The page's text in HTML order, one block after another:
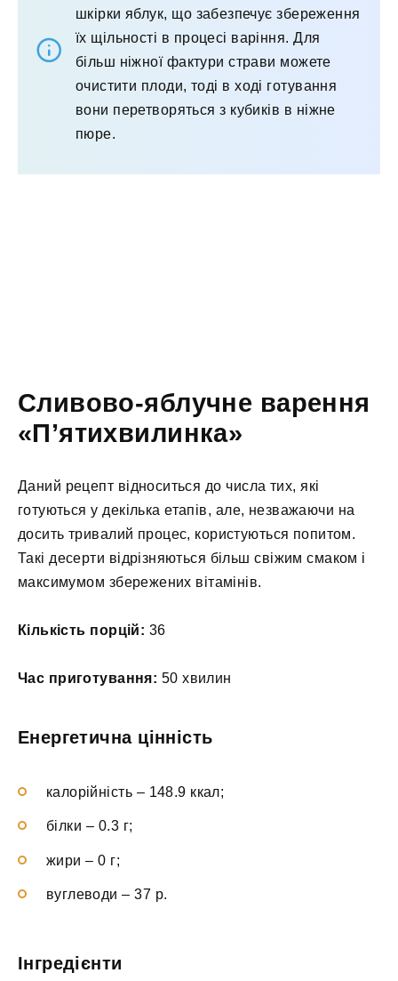
шкірки яблук, що забезпечує збереження
їх щільності в процесі варіння. Для
більш ніжної фактури страви можете
очистити плоди, тоді в ході готування
вони перетворяться з кубиків в ніжне
пюре.
Сливово-яблучне варення
«П’ятихвилинка»
Даний рецепт відноситься до числа тих, які
готуються у декілька етапів, але, незважаючи на
досить тривалий процес, користуються попитом.
Такі десерти відрізняються більш свіжим смаком і
максимумом збережених вітамінів.
Кількість порцій: 36
Час приготування: 50 хвилин
Енергетична цінність
калорійність – 148.9 ккал;
білки – 0.3 г;
жири – 0 г;
вуглеводи – 37 р.
Інгредієнти